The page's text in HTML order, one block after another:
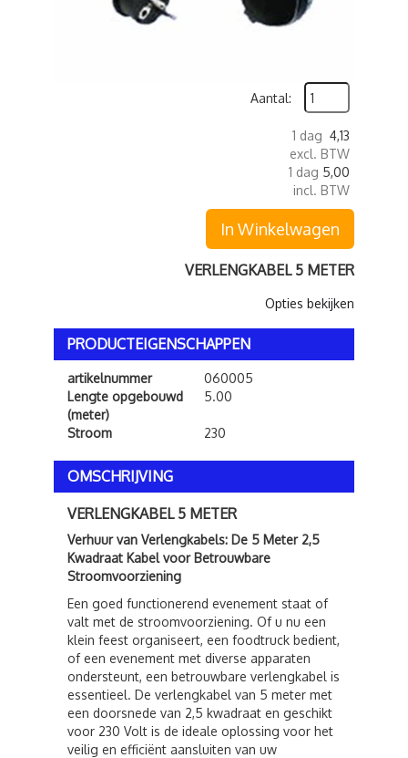
Aantal:
1 dag 4,13
excl. BTW
1 dag 5,00
incl. BTW
In Winkelwagen
VERLENGKABEL 5 METER
Opties bekijken
PRODUCTEIGENSCHAPPEN
artikelnummer
060005
Lengte opgebouwd
(meter)
5.00
Stroom 230
OMSCHRIJVING
VERLENGKABEL 5 METER
Verhuur van Verlengkabels: De 5 Meter 2,5
Kwadraat Kabel voor Betrouwbare
Stroomvoorziening
Een goed functionerend evenement staat of
valt met de stroomvoorziening. Of u nu een
klein feest organiseert, een foodtruck bedient,
of een evenement met diverse apparaten
ondersteunt, een betrouwbare verlengkabel is
essentieel. De verlengkabel van 5 meter met
een doorsnede van 2,5 kwadraat en geschikt
voor 230 Volt is de ideale oplossing voor het
veilig en efficiënt aansluiten van uw